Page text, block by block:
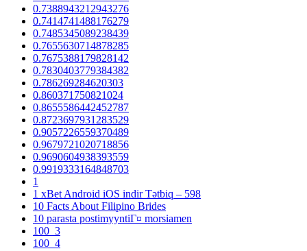
0.7388943212943276
0.7414741488176279
0.7485345089238439
0.7655630714878285
0.7675388179828142
0.7830403779384382
0.786269284620303
0.860371750821024
0.8655586442452787
0.8723697931283529
0.9057226559370489
0.9679721020718856
0.9690604938393559
0.9919333164848703
1
1 xBet Android iOS indir Tətbiq – 598
10 Facts About Filipino Brides
10 parasta postimyyntiГ¤ morsiamen
100_3
100_4